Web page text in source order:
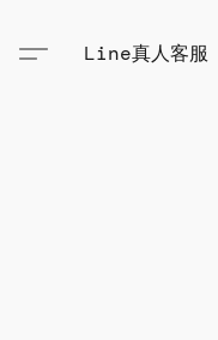
Line真人客服